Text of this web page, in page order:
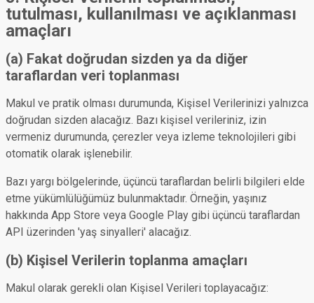
tutulması, kullanılması ve açıklanması
amaçları
(a) Fakat doğrudan sizden ya da diğer
taraflardan veri toplanması
Makul ve pratik olması durumunda, Kişisel Verilerinizi yalnızca
doğrudan sizden alacağız. Bazı kişisel verileriniz, izin
vermeniz durumunda, çerezler veya izleme teknolojileri gibi
otomatik olarak işlenebilir.
Bazı yargı bölgelerinde, üçüncü taraflardan belirli bilgileri elde
etme yükümlülüğümüz bulunmaktadır. Örneğin, yaşınız
hakkında App Store veya Google Play gibi üçüncü taraflardan
API üzerinden 'yaş sinyalleri' alacağız.
(b) Kişisel Verilerin toplanma amaçları
Makul olarak gerekli olan Kişisel Verileri toplayacağız: